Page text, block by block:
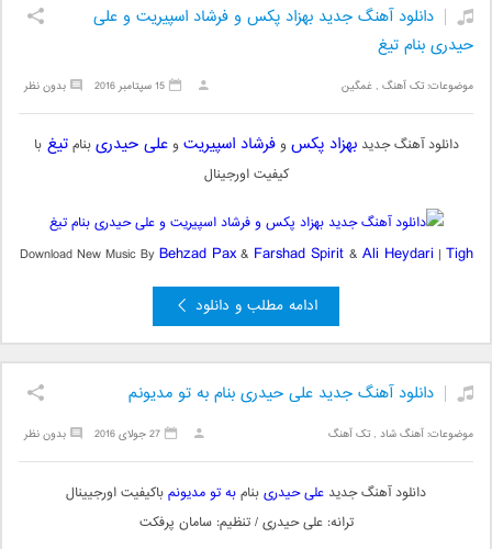
دانلود آهنگ جدید بهزاد پکس و فرشاد اسپیریت و علی
حیدری بنام تیغ
موضوعات:تک آهنگ ,غمگین بدون نظر 15 سپتامبر 2016
دانلود آهنگ جدیدبهزاد پکس وفرشاد اسپیریت وعلی حیدریبنامتیغبا
کیفیت اورجینال
Download New Music ByBehzad Pax& Farshad Spirit & Ali Heydari | Tigh
ادامه مطلب و دانلود
دانلود آهنگ جدید علی حیدری بنام به تو مدیونم
موضوعات:آهنگ شاد ,تک آهنگ بدون نظر 27 جولای 2016
دانلود آهنگ جدید علی حیدریبنامبه تو مدیونمباکیفیت اورجیینال
ترانه: علی حیدری / تنظیم: سامان پرفکت